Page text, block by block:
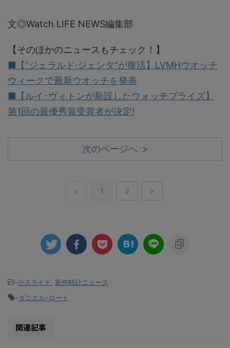
文◎Watch LIFE NEWS編集部
【そのほかのニュースもチェック！】
■【“ジェラルド·ジェンタ”が復活】LVMHウオッチ
ウィークで最新ウオッチを発表
■【ルイ･ヴィトンが新設したウォッチプライズ】
第1回の最優秀賞受賞者が決定!
次のページへ >
< 1 2 >
-小スライド
新作時計ニュース
-ダニエル･ロート
関連記事